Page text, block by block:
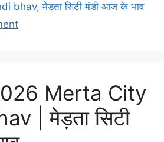
bhav,मेड़ता सिटी मंडी आज के भाव
Merta City
| मेड़ता सिटी